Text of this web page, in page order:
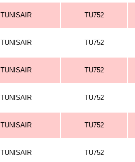
TUNISAIR TU752
TUNISAIR TU752
TUNISAIR TU752
TUNISAIR TU752
TUNISAIR TU752
TUNISAIR TU752